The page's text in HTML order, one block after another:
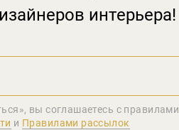
интерьера!
вы соглашаетеcь с правилами
и Правилами рассылок